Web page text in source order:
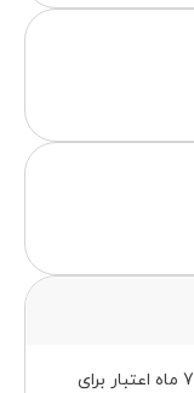
اسکن یا عکس واضح گذرنامه با حداقل 7 ماه اعتبار برای